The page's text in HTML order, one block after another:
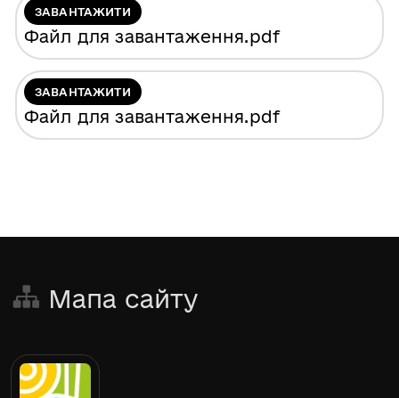
ЗАВАНТАЖИТИ
Файл для завантаження.pdf
ЗАВАНТАЖИТИ
Файл для завантаження.pdf
Мапа сайту